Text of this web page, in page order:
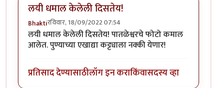
लयी धमाल केलेली दिसतेय!
Bhaktiरविवार, 18/09/2022 07:54
लयी धमाल केलेली दिसतेय! पातळेश्वरचे फोटो कमाल
आलेत. पुण्याच्या एखाद्या कट्ट्याला नक्की येणार!
प्रतिसाद देण्यासाठीलॉग इन कराकिंवासदस्य व्हा